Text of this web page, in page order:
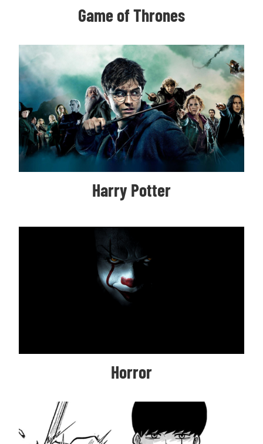
Game of Thrones
Harry Potter
Horror